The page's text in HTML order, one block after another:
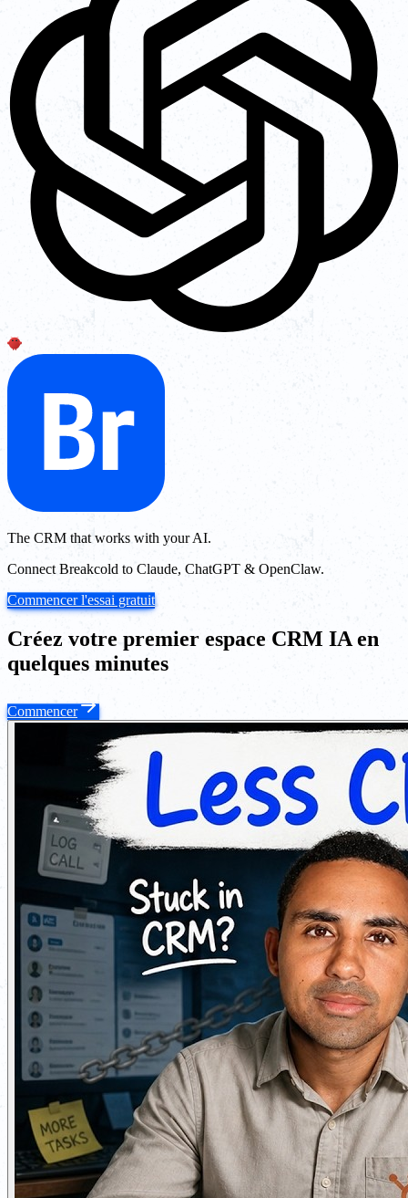
The CRM that works with your AI.
Connect Breakcold to Claude, ChatGPT & OpenClaw.
Commencer l'essai gratuit
Créez votre premier espace CRM IA en
quelques minutes
Commencer